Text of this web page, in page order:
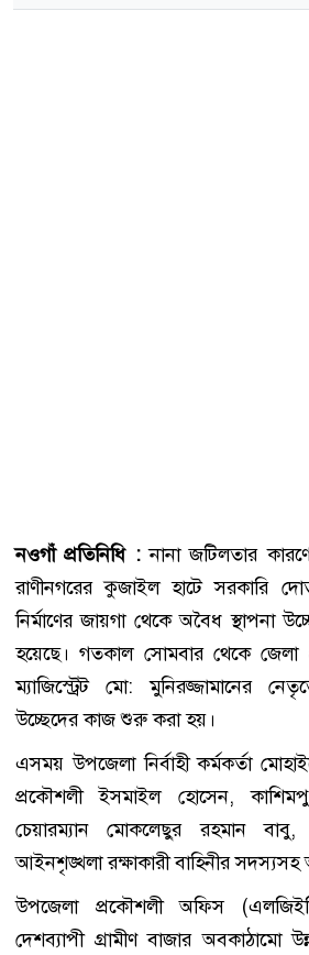
নওগাঁ প্রতিনিধি :নানা জটিলতার
রাণীনগরের কুজাইল হাটে সরকারি
নির্মাণের জায়গা থেকে অবৈধ স্থাপনা
হয়েছে। গতকাল সোমবার থেকে জেলা
ম্যাজিস্ট্রেট মো: মুনিরজ্জামানের
উচ্ছেদের কাজ শুরু করা হয়।
এসময় উপজেলা নির্বাহী কর্মকর্তা
প্রকৌশলী ইসমাইল হোসেন,
চেয়ারম্যান মোকলেছুর রহমান
আইনশৃঙ্খলা রক্ষাকারী বাহিনীর সদস্যসহ
উপজেলা প্রকৌশলী অফিস
দেশব্যাপী গ্রামীণ বাজার অবকাঠামো